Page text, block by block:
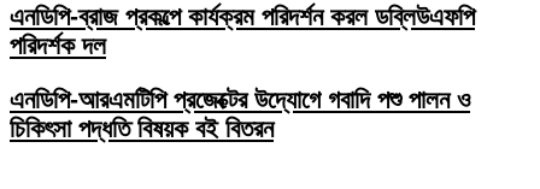
এনডিপি-ব্রাজ প্রকল্পে কার্যক্রম পরিদর্শন করল ডব্লিউএফপি
পরিদর্শক দল
এনডিপি-আরএমটিপি প্রজেক্টের উদ্যোগে গবাদি পশু পালন ও
চিকিৎসা পদ্ধতি বিষয়ক বই বিতরন